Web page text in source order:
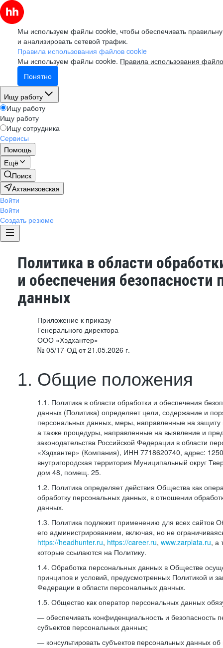
Мы используем файлы cookie, чтобы обеспечивать
и анализировать сетевой трафик.
Правила использования файлов cookie
Мы используем файлы cookie. Правила использования
Понятно
Ищу работу
Ищу работу
Ищу работу
Ищу сотрудника
Сервисы
Помощь
Ещё
Поиск
Ахтанизовская
Войти
Войти
Создать резюме
Политика в области
и обеспечения безопасности
данных
Приложение к приказу
Генерального директора
ООО «Хэдхантер»
№ 05/17-ОД от 21.05.2026 г.
1. Общие положения
1.1. Политика в области обработки и обеспечения
данных (Политика) определяет цели, содержание и
персональных данных, меры, направленные на
а также процедуры, направленные на выявление и
законодательства Российской Федерации в области
«Хэдхантер» (Компания), ИНН 7718620740, адрес:
внутригородская территория Муниципальный округ
дом 48, помещ. 25.
1.2. Политика определяет действия Общества как
обработку персональных данных, в отношении
данных.
1.3. Политика подлежит применению для всех сайтов
его администрированием, включая, но не
https://headhunter.ru, https://career.ru, www.zarplata.ru, а
которые ссылаются на Политику.
1.4. Обработка персональных данных в Обществе
принципов и условий, предусмотренных Политикой и
Федерации в области персональных данных.
1.5. Общество как оператор персональных данных
— обеспечивать конфиденциальность и безопасность
субъектов персональных данных;
— консультировать субъектов персональных данных об